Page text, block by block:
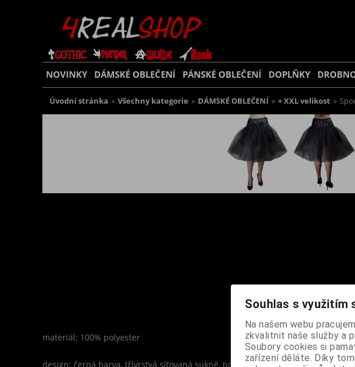
NOVINKY DÁMSKÉ OBLEČENÍ PÁNSKÉ OBLEČENÍ DOPLŇKY
Úvodní stránka » Všechny kategorie » DÁMSKÉ OBLEČENÍ » + XXL velikost »
materiál: 100% polyester
design: černá barva, třívrstvá síťovaná sukně, podšívka ze saténové látky
Souhlas s využitím
Na našem webu
zkvalitnit naše služby a
Soubory cookies si
zařízení děláte. Díky